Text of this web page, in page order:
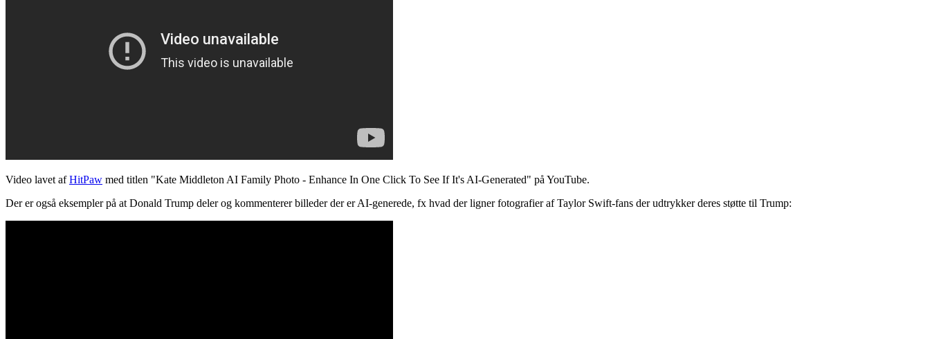
Video lavet afHitPaw med titlen "Kate Middleton AI Family Photo - Enhance In One Click To See If It's AI-Generated" på YouTube.
Der er også eksempler på at Donald Trump deler og kommenterer billeder der er AI-generede, fx hvad der ligner fotografier af Taylor Swift-fans der udtrykker deres støtte til Trump: